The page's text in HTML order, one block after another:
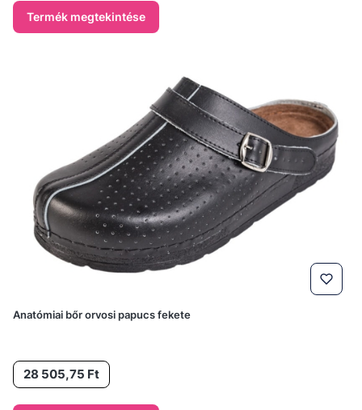
Termék megtekintése
Anatómiai bőr orvosi papucs fekete
Ár28 505,75 Ft